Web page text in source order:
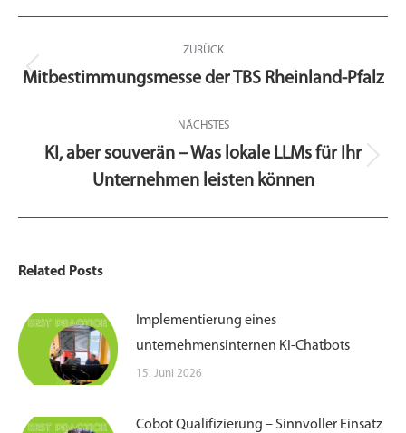
Kommentarnavigation
ZURÜCK
Vorheriger
Mitbestimmungsmesse der TBS Rheinland-Pfalz
NÄCHSTES
KI, aber souverän – Was lokale LLMs für Ihr
Unternehmen leisten können
Related Posts
Implementierung eines
unternehmensinternen KI-Chatbots
15. Juni 2026
Cobot Qualifizierung – Sinnvoller Einsatz